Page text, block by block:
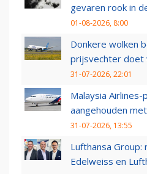
gevaren rook in
01-08-2026, 8:00
Donkere wolken
prijsvechter
31-07-2026, 22:01
Malaysia
aangehouden
31-07-2026, 13:55
Lufthansa Group:
Edelweiss en